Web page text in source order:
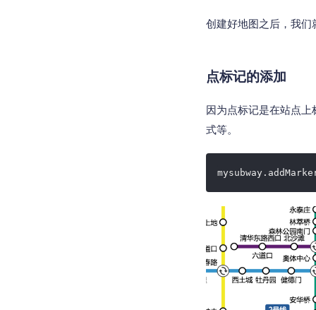
创建好地图之后，我
点标记的添加
因为点标记是在站点
式等。